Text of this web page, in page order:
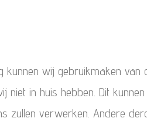
kunnen wij gebruikmaken
niet in huis hebben. Dit
zullen verwerken. Andere